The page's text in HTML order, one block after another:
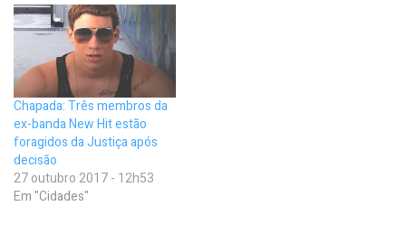
Chapada: Três membros da
ex-banda New Hit estão
foragidos da Justiça após
decisão
27 outubro 2017 - 12h53
Em "Cidades"